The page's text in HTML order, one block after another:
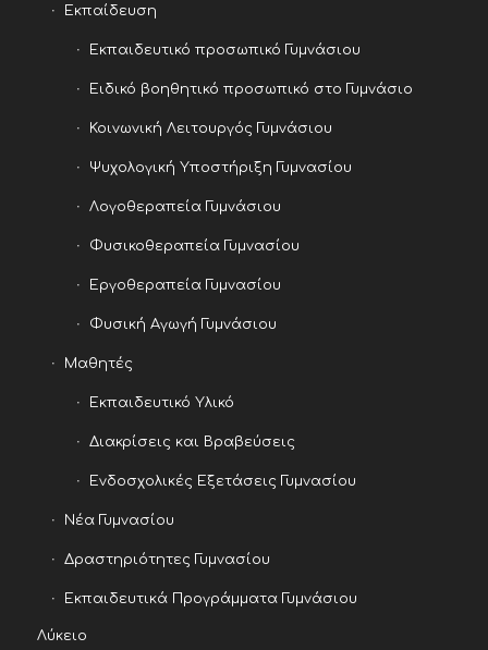
Εκπαίδευση
Εκπαιδευτικό προσωπικό Γυμνάσιου
Ειδικό βοηθητικό προσωπικό στο Γυμνάσιο
Κοινωνική Λειτουργός Γυμνάσιου
Ψυχολογική Υποστήριξη Γυμνασίου
Λογοθεραπεία Γυμνάσιου
Φυσικοθεραπεία Γυμνασίου
Εργοθεραπεία Γυμνασίου
Φυσική Αγωγή Γυμνάσιου
Μαθητές
Εκπαιδευτικό Υλικό
Διακρίσεις και Βραβεύσεις
Ενδοσχολικές Εξετάσεις Γυμνασίου
Νέα Γυμνασίου
Δραστηριότητες Γυμνασίου
Εκπαιδευτικά Προγράμματα Γυμνάσιου
Λύκειο